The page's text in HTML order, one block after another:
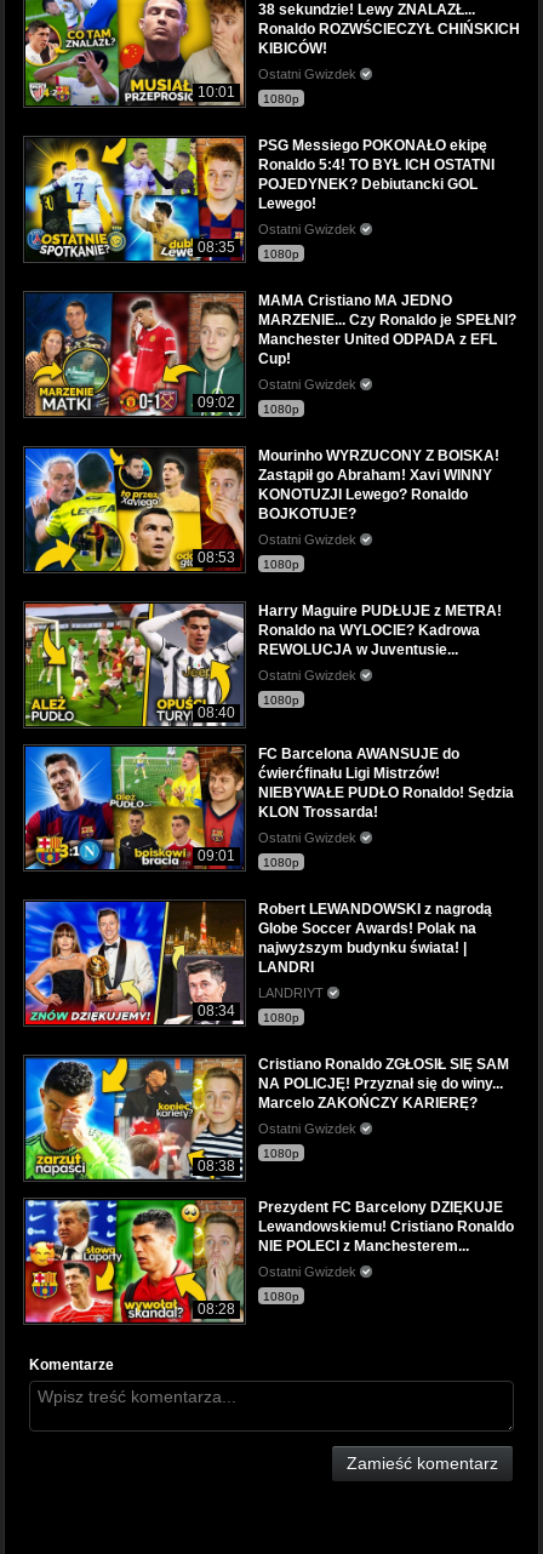
10:01
38 sekundzie! Lewy ZNALAZŁ...
Ronaldo ROZWŚCIECZYŁ CHIŃSKICH
KIBICÓW!
Ostatni Gwizdek
1080p
08:35
PSG Messiego POKONAŁO ekipę
Ronaldo 5:4! TO BYŁ ICH OSTATNI
POJEDYNEK? Debiutancki GOL
Lewego!
Ostatni Gwizdek
1080p
09:02
MAMA Cristiano MA JEDNO
MARZENIE... Czy Ronaldo je SPEŁNI?
Manchester United ODPADA z EFL
Cup!
Ostatni Gwizdek
1080p
08:53
Mourinho WYRZUCONY Z BOISKA!
Zastąpił go Abraham! Xavi WINNY
KONOTUZJI Lewego? Ronaldo
BOJKOTUJE?
Ostatni Gwizdek
1080p
08:40
Harry Maguire PUDŁUJE z METRA!
Ronaldo na WYLOCIE? Kadrowa
REWOLUCJA w Juventusie...
Ostatni Gwizdek
1080p
09:01
FC Barcelona AWANSUJE do
ćwierćfinału Ligi Mistrzów!
NIEBYWAŁE PUDŁO Ronaldo! Sędzia
KLON Trossarda!
Ostatni Gwizdek
1080p
08:34
Robert LEWANDOWSKI z nagrodą
Globe Soccer Awards! Polak na
najwyższym budynku świata! |
LANDRI
LANDRIYT
1080p
08:38
Cristiano Ronaldo ZGŁOSIŁ SIĘ SAM
NA POLICJĘ! Przyznał się do winy...
Marcelo ZAKOŃCZY KARIERĘ?
Ostatni Gwizdek
1080p
08:28
Prezydent FC Barcelony DZIĘKUJE
Lewandowskiemu! Cristiano Ronaldo
NIE POLECI z Manchesterem...
Ostatni Gwizdek
1080p
Komentarze
Zamieść komentarz